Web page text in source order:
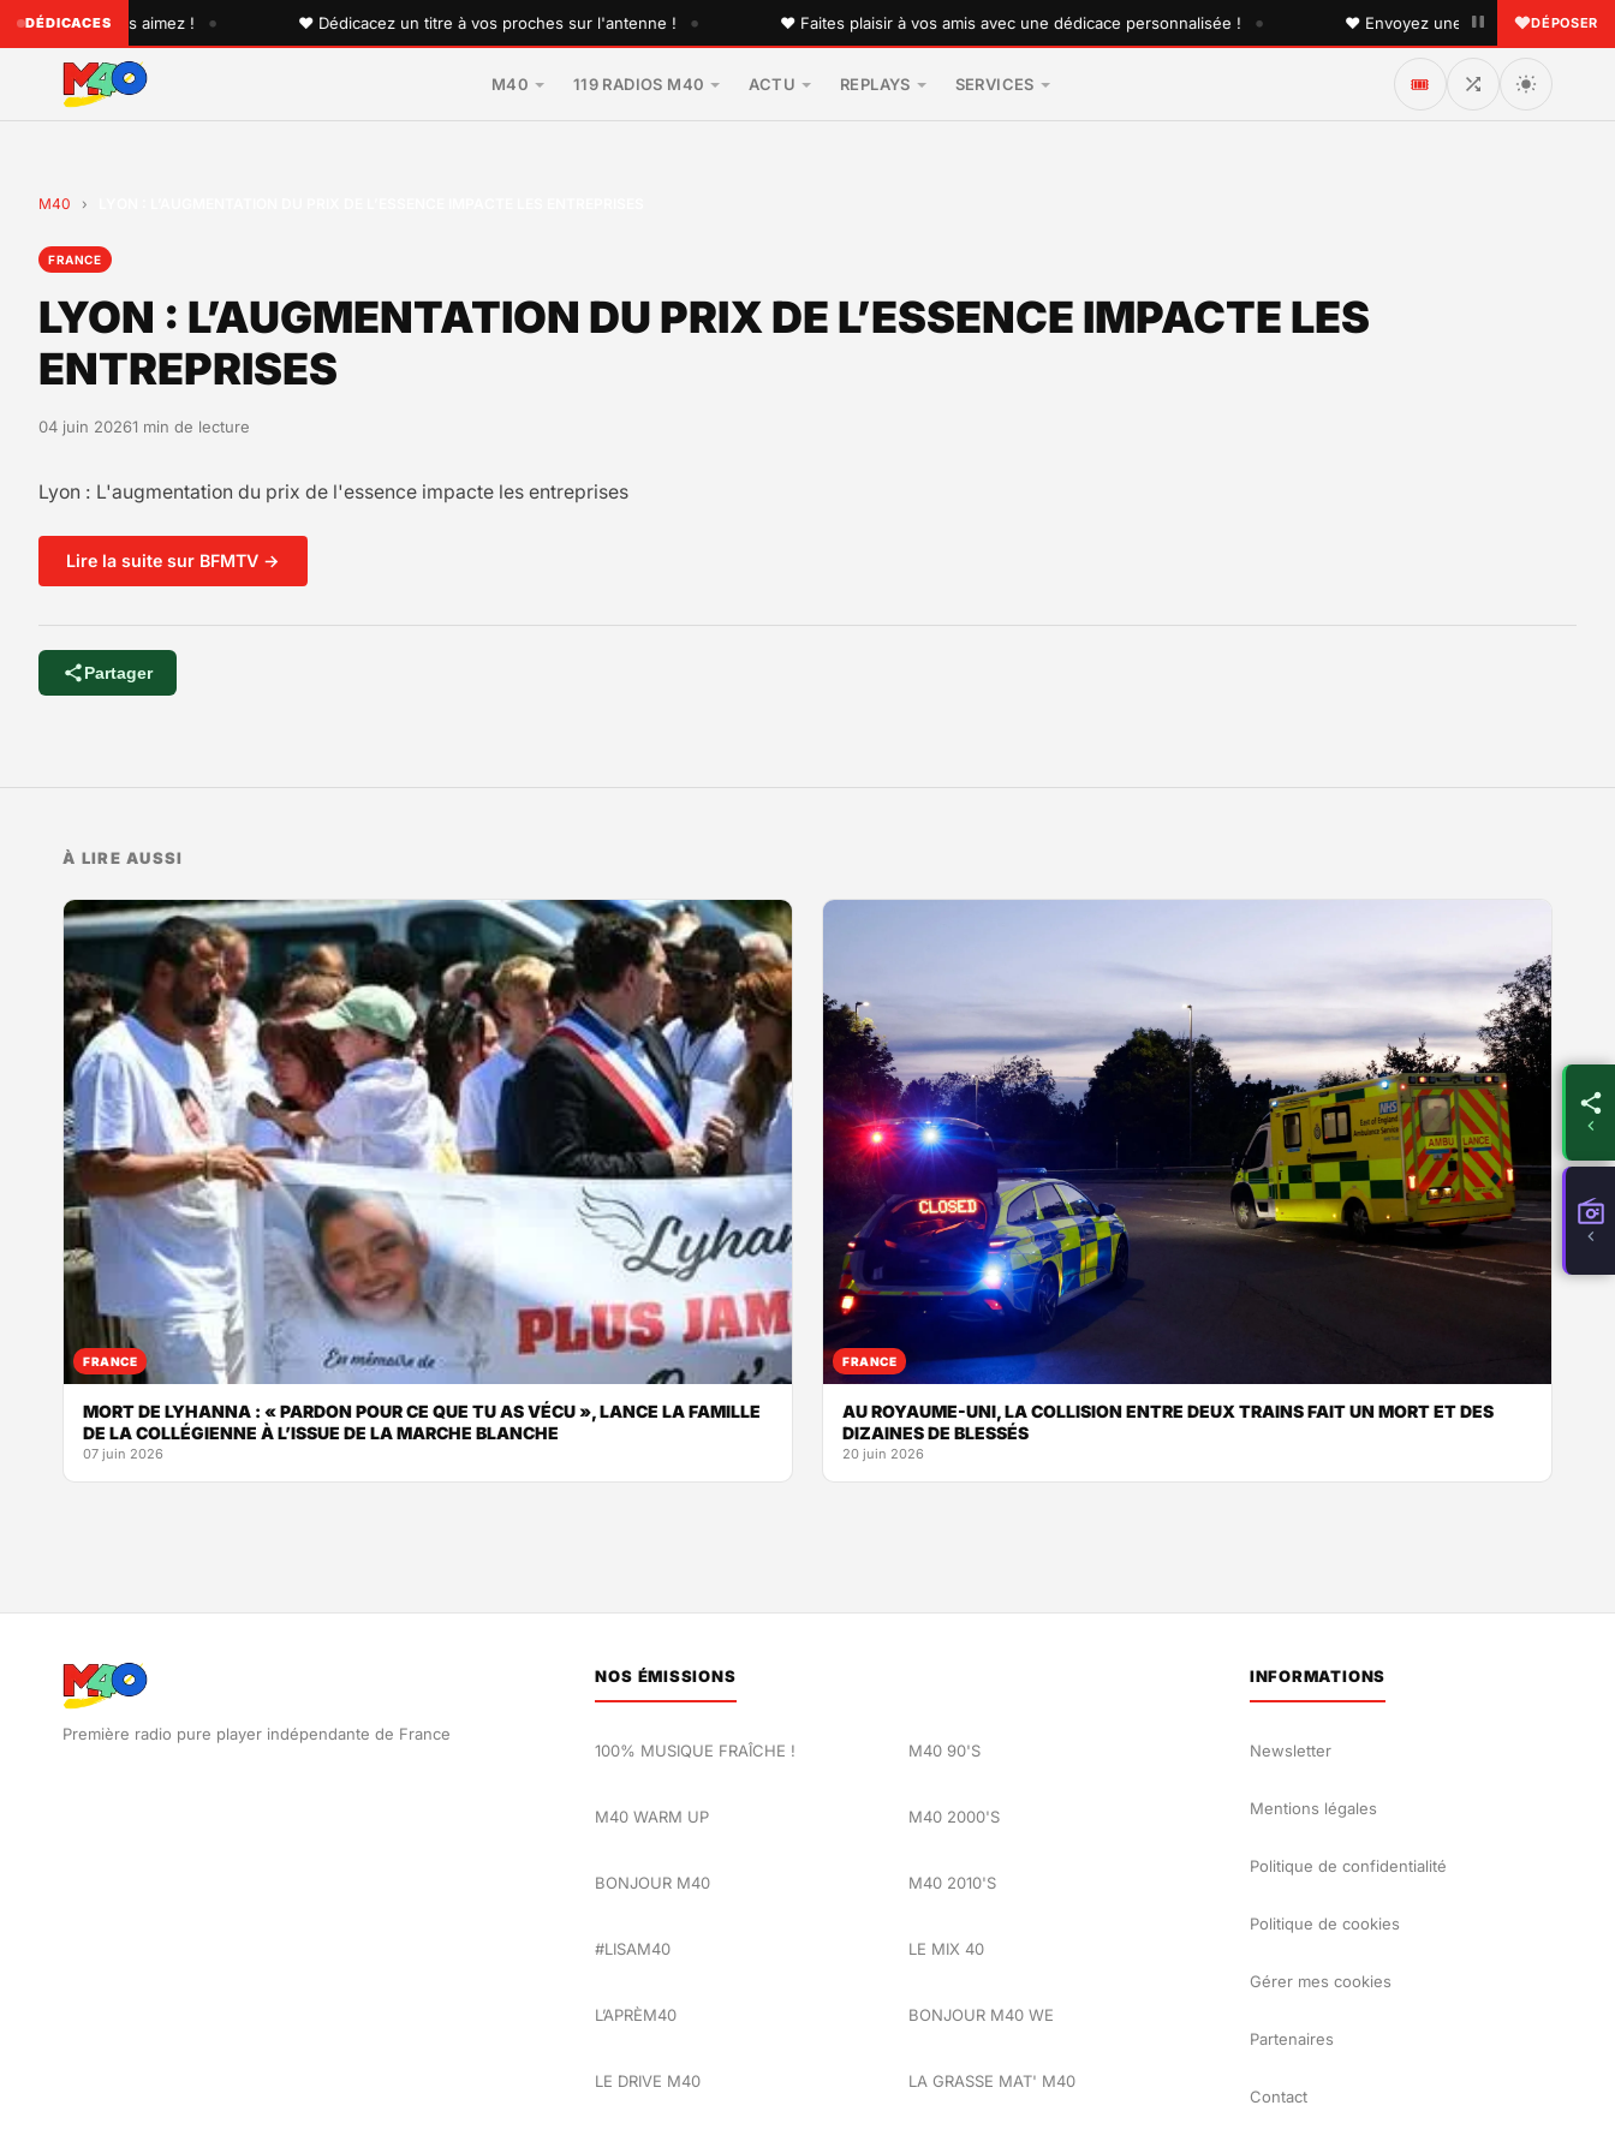
DÉDICACES
que vous aimez ! • ♥ Dédicacez un titre à vos proches sur l'antenne ! • ♥ Faites plaisir à vos amis avec une dédicace personnalisée ! • ♥ Envoyez une dédicace à quelqu'un que
DÉPOSER
M40 119 RADIOS M40 ACTU REPLAYS SERVICES 🎟️
M40 ›
FRANCE
LYON : L’AUGMENTATION DU PRIX DE L’ESSENCE IMPACTE LES
ENTREPRISES
04 juin 20261 min de lecture
Lyon : L'augmentation du prix de l'essence impacte les entreprises
Lire la suite sur BFMTV →
Partager
À LIRE AUSSI
FRANCE
MORT DE LYHANNA : « PARDON POUR CE QUE TU AS VÉCU », LANCE LA FAMILLE
DE LA COLLÉGIENNE À L’ISSUE DE LA MARCHE BLANCHE
07 juin 2026
FRANCE
AU ROYAUME-UNI, LA COLLISION ENTRE DEUX TRAINS FAIT UN MORT ET DES
DIZAINES DE BLESSÉS
20 juin 2026
Première radio pure player indépendante de France
NOS ÉMISSIONS
100% MUSIQUE FRAÎCHE !
M40 WARM UP
BONJOUR M40
#LISAM40
L’APRÈM40
LE DRIVE M40
M40 90'S
M40 2000'S
M40 2010'S
LE MIX 40
BONJOUR M40 WE
LA GRASSE MAT' M40
INFORMATIONS
Newsletter
Mentions légales
Politique de confidentialité
Politique de cookies
Gérer mes cookies
Partenaires
Contact